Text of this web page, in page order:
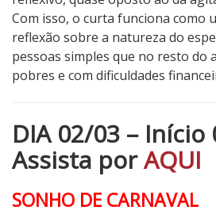
Com isso, o curta funciona como
reflexão sobre a natureza do
pessoas simples que no resto do
pobres e com dificuldades
DIA 02/03 – Início
Assista porAQUI
SONHO DE CARNAVAL